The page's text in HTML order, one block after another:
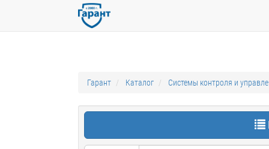
Гарант Каталог Системы контроля и